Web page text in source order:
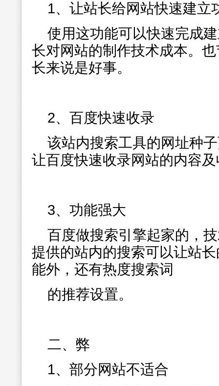
1、让站长给网站快速建立
使用这功能可以快速完成
长对网站的制作技术成本。
长来说是好事。
2、百度快速收录
该站内搜索工具的网址种
让百度快速收录网站的内容
3、功能强大
百度做搜索引擎起家的，
提供的站内的搜索可以让站
能外，还有热度搜索词
的推荐设置。
二、弊
1、部分网站不适合